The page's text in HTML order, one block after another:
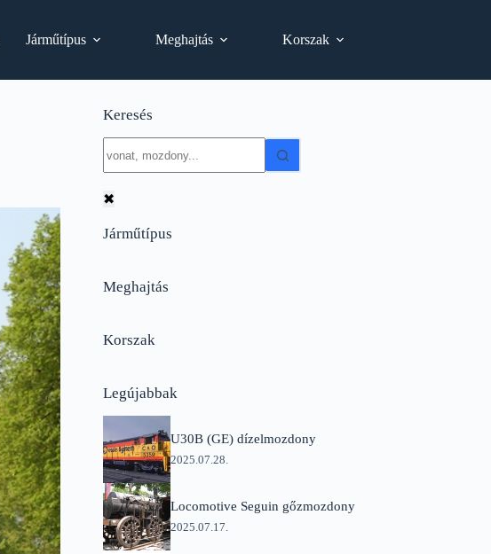
Járműtípus Meghajtás Korszak
Keresés
results
✖
Járműtípus
Meghajtás
Korszak
Legújabbak
U30B (GE) dízelmozdony
2025.07.28.
Locomotive Seguin gőzmozdony
2025.07.17.